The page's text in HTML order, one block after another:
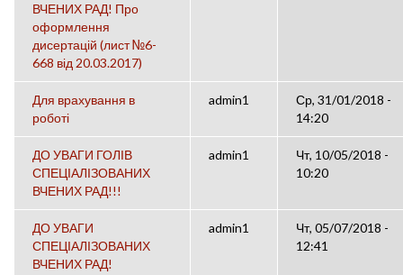
ВЧЕНИХ РАД! Про
оформлення
дисертацій (лист №6-
668 від 20.03.2017)
Для врахування в
роботі
admin1
Ср, 31/01/2018 -
14:20
ДО УВАГИ ГОЛІВ
СПЕЦІАЛІЗОВАНИХ
ВЧЕНИХ РАД!!!
admin1
Чт, 10/05/2018 -
10:20
ДО УВАГИ
СПЕЦІАЛІЗОВАНИХ
ВЧЕНИХ РАД!
admin1
Чт, 05/07/2018 -
12:41